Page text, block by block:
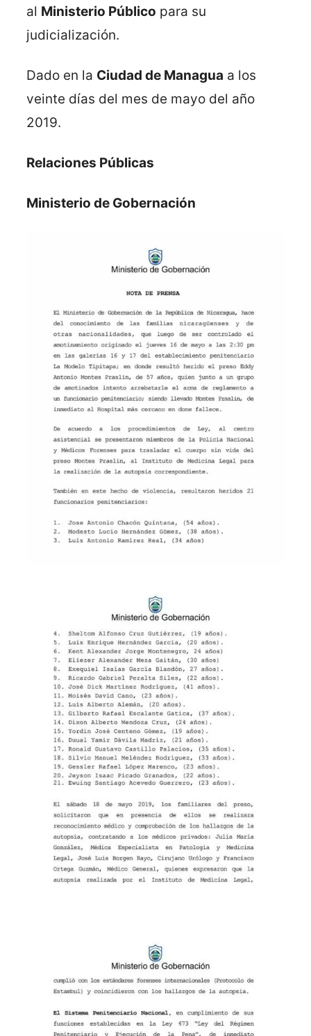
al Ministerio Público para su
judicialización.
Dado en la Ciudad de Managua a los
veinte días del mes de mayo del año
2019.
Relaciones Públicas
Ministerio de Gobernación